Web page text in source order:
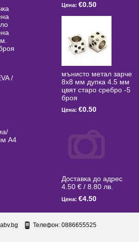
/
А4
Цена: €0.50
мънисто метал зарче
8x8 мм дупка 4.5 мм
цвят старо сребро -5
броя
Цена: €0.50
Доставка до адрес
4.50 € / 8.80 лв.
Цена: €4.50
Телефон: 0886655525